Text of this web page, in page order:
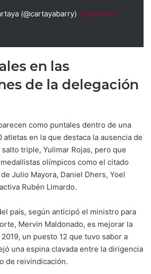
(@cartayabarry) September
en las
de la delegación
como puntales dentro de una
en la que destaca la ausencia de
triple, Yulimar Rojas, pero que
olímpicos como el citado
Julio Mayora, Daniel Dhers, Yoel
Rubén Limardo.
país, según anticipó el ministro para
Mervin Maldonado, es mejorar la
un puesto 12 que tuvo sabor a
una espina clavada entre la dirigencia
de reivindicación.